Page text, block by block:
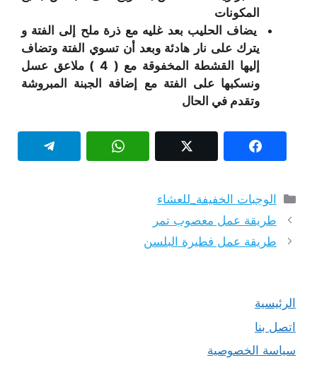
المكونات
يضاف الحليب بعد غليه مع ذرة ملح إلى الفتة و
يترك على نار هادئة وبعد أن تسوي الفتة وتضاف
إليها القشطة المخفوقة مع ( 4 ) ملاعق عسل
ونسكبها على الفتة مع إضافة الجبنة المبروشة
وتقدم في الحال
التصنيفات
الوجبات الخفيفة_للعشاء
طريقة عمل معصوب تمر
طريقة عمل فطيرة البلسن
الرئيسية
اتصل بنا
سياسة الخصوصية